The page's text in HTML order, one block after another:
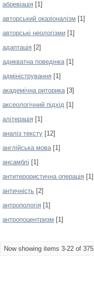
абревіація [1]
авторський оказіоналізм [1]
авторські неологізми [1]
адаптація [2]
адикватна поведінка[1]
адміністрування [1]
академічна риторика[3]
аксеологічний підхід [1]
алітерація [1]
аналіз тексту [12]
англійська мова[1]
ансамблі [1]
антитерористична операція [1]
античність [2]
антропологія [1]
антропоцентризм [1]
Now showing items 3-22 of 375